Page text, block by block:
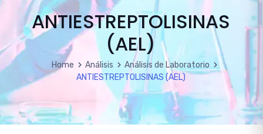
ANTIESTREPTOLISINAS
(AEL)
Home Análisis
Análisis de Laboratorio
ANTIESTREPTOLISINAS (AEL)